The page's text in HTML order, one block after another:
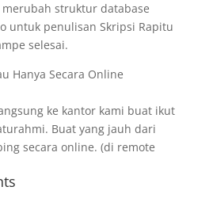
struktur database
untuk penulisan Skripsi Rapitu
selesai.
Hanya Secara Online
ke kantor kami buat ikut
Buat yang jauh dari
secara online. (di remote